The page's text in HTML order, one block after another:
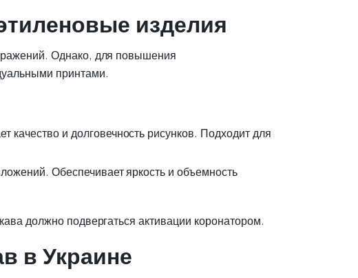
изделия
Однако, для повышения
принтами.
и долговечность рисунков. Подходит для
Обеспечивает яркость и объемность
должно подвергаться активации коронатором.
в Украине